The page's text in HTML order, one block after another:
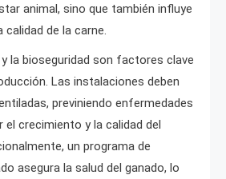
animal, sino que también influye
de la carne.
la bioseguridad son factores clave
Las instalaciones deben
previniendo enfermedades
el crecimiento y la calidad del
un programa de
asegura la salud del ganado, lo